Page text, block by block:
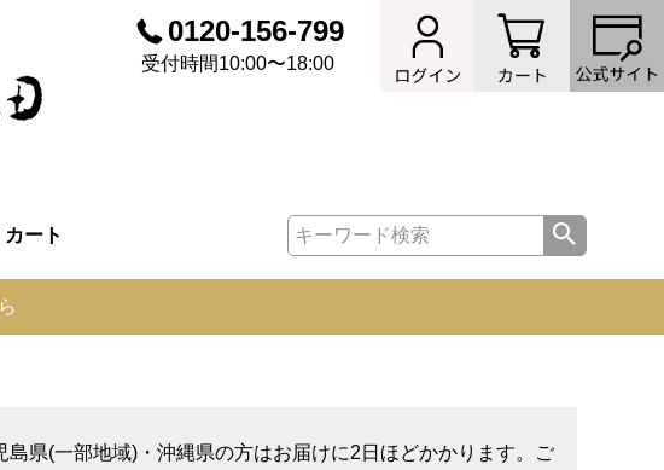
0120-156-799
受付時間10:00〜18:00
カート
県(一部地域)・沖縄県の方はお届けに2日ほどかかります。ご